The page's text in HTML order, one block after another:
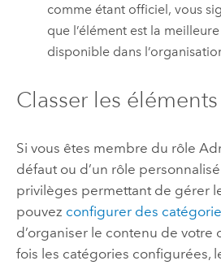
comme étant officiel, vous
que l’élément est la
disponible dans
Classer les éléments
Si vous êtes membre du rôle
défaut ou d’un rôle
privilèges permettant de gérer
pouvez configurer des
d’organiser le contenu de votre
fois les catégories configurées,